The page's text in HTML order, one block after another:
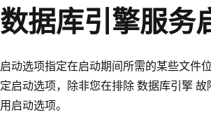
数据库引擎服务
启动选项指定在启动期间所需的某些文件
定启动选项，除非您在排除 数据库引擎
用启动选项。